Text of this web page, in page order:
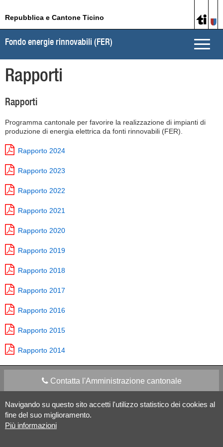
Navigando su questo sito accetti l'utilizzo statistico dei cookies al
fine del suo miglioramento.
Più informazioni
Repubblica e Cantone Ticino
Toggle
Fondo energie rinnovabili (FER)
Rapporti
Rapporti
Programma cantonale per favorire la realizzazione di impianti di
produzione di energia elettrica da fonti rinnovabili (FER).
Rapporto 2024
Rapporto 2023
Rapporto 2022
Rapporto 2021
Rapporto 2020
Rapporto 2019
Rapporto 2018
Rapporto 2017
Rapporto 2016
Rapporto 2015
Rapporto 2014
Contatta l'Amministrazione cantonale
Apps Mobile Social media